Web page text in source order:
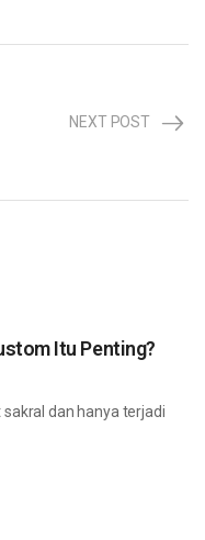
NEXT POST
Itu Penting?
dan hanya terjadi